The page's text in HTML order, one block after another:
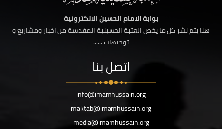
بوابة الامام الحسين الالكترونية
هنا يتم نشر كل ما يخص العتبة الحسينية المقدسة من اخبار ومشاريع و
توجيهات ......
اتصل بنا
info@imamhussain.org
maktab@imamhussain.org
media@imamhussain.org